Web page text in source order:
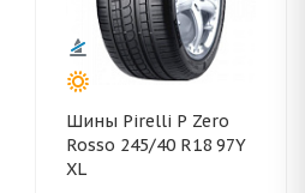
Шины Pirelli P Zero
Rosso 245/40 R18 97Y
XL